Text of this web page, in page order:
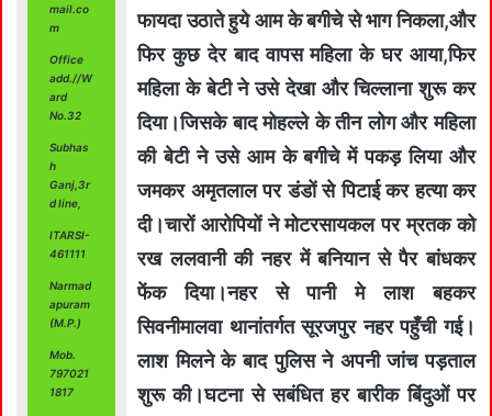
mail.co
m
Office
add.//W
ard
No.32
Subhas
h
Ganj,3r
d line,
ITARSI-
461111
Narmad
apuram
(M.P.)
Mob.
797021
1817
फायदा उठाते हुये आम के बगीचे से भाग निकला,और
फिर कुछ देर बाद वापस महिला के घर आया,फिर
महिला के बेटी ने उसे देखा और चिल्लाना शुरू कर
दिया।जिसके बाद मोहल्ले के तीन लोग और महिला
की बेटी ने उसे आम के बगीचे में पकड़ लिया और
जमकर अमृतलाल पर डंडों से पिटाई कर हत्या कर
दी।चारों आरोपियों ने मोटरसायकल पर म्रतक को
रख ललवानी की नहर में बनियान से पैर बांधकर
फेंक दिया।नहर से पानी मे लाश बहकर
सिवनीमालवा थानांतर्गत सूरजपुर नहर पहुँची गई।
लाश मिलने के बाद पुलिस ने अपनी जांच पड़ताल
शुरू की।घटना से सबंधित हर बारीक बिंदुओं पर